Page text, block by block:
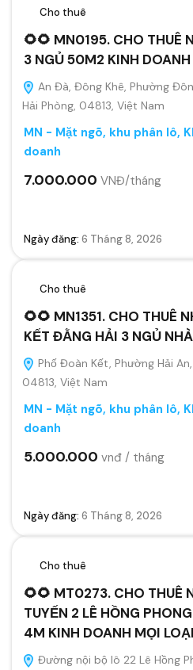
Cho thuê
🌻🌻 MN0195. CHO THUÊ
3 NGỦ 50M2 KINH
An Đà, Đông Khê, Phường
Hải Phòng, 04813, Việt Nam
MN - Mặt ngõ, khu phân lô,
doanh
7.000.000 VNĐ/tháng
Ngày đăng: 6 Tháng 8, 2026
Cho thuê
🌻🌻 MN1351. CHO THUÊ
KẾT ĐẰNG HẢI 3 NGỦ
Phố Đoàn Kết, Phường Hải
04813, Việt Nam
MN - Mặt ngõ, khu phân lô,
doanh
5.000.000 vnđ / tháng
Ngày đăng: 6 Tháng 8, 2026
Cho thuê
🌻🌻 MT0273. CHO THUÊ
TUYẾN 2 LÊ HỒNG
4M KINH DOANH MỌI
Đường nội bộ lô 22 Lê Hồng